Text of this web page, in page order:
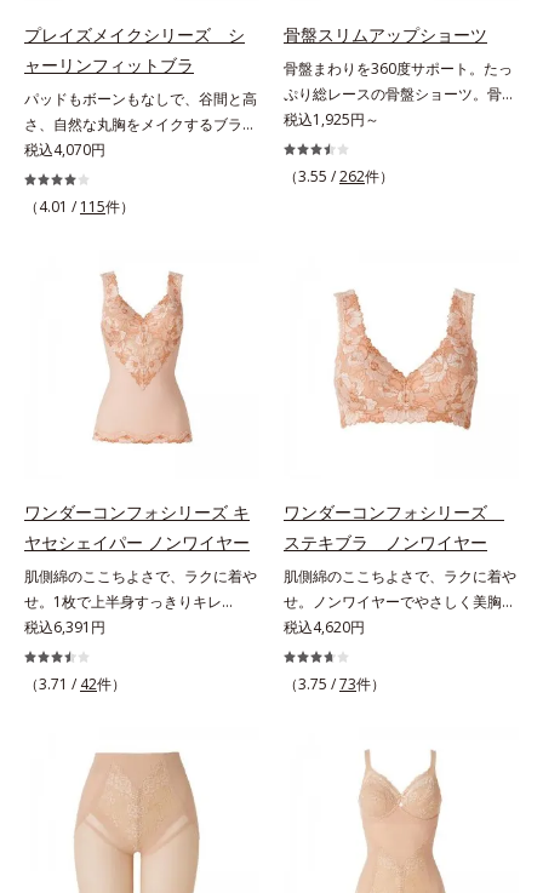
プレイズメイクシリーズ シ
ャーリンフィットブラ
パッドもボーンもなしで、谷間と高
さ、自然な丸胸をメイクするブラ。
体とブラが一体になる新感覚で、自
然な丸胸メイク「ありのままの自分
で美しくなる」という思想の「プレ
どの矯正ツールを使わずに、どんな
胸にも「谷間と高さとキレイな丸
み」をメイクします。オフィス服か
らTシャツまで使えるマルチなブラ
税込4,070円
（4.01 / 115件）
骨盤スリムアップショーツ
骨盤まわりを360度サポート。たっ
ぷり総レースの骨盤ショーツ。骨盤
まわりに、キュッと気持ちいい引き
締めを実感はきやすい。動きやす
い。よく伸びてここちいいフィット
字型パワーネットと立体的なパター
ンで丸みをメイクします。M～LLの
3サイズをご用意しています。
税込1,925円～
（3.55 /262件）
ワンダーコンフォシリーズ キ
ヤセシェイパー ノンワイヤー
肌側綿のここちよさで、ラクに着や
せ。1枚で上半身すっきりキレ
イ！。締めつけないで、着やせする
「これが補整下着なの？」と驚くほ
どのやさしさで、美しいラインへ。
シリーズ」。肌側は高級スーピマ綿
を使用し、しなやかでやわらかな肌
触り。広い面で体の凹凸をなめらか
に整え、大人のボディを美しいシル
エットへと導きます。肩まわりもお
なかもラクラク1枚で上半身をすっ
税込6,391円
（3.71 / 42件）
ワンダーコンフォシリーズ
ステキブラ ノンワイヤー
肌側綿のここちよさで、ラクに着や
せ。ノンワイヤーでやさしく美胸
に！。締めつけないで、着やせする
「これが補整下着なの？」と驚くほ
どのやさしさで、美しいラインへ。
シリーズ」。肌側は高級スーピマ綿
を使用し、しなやかでやわらかな肌
触り。広い面で体の凹凸をなめらか
に整え、大人のボディを美しいシル
エットへと導きます。美しいバスト
ラインへノンワイヤーでやさしく美
税込4,620円
（3.75 /73件）